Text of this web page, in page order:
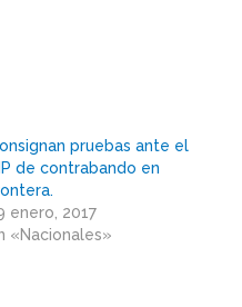
pruebas ante el
de contrabando en
enero, 2017
«Nacionales»